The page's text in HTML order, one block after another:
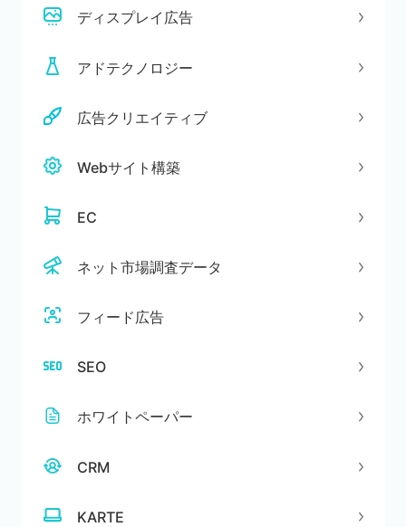
ディスプレイ広告
アドテクノロジー
広告クリエイティブ
Webサイト構築
EC
ネット市場調査データ
フィード広告
SEO
ホワイトペーパー
CRM
KARTE